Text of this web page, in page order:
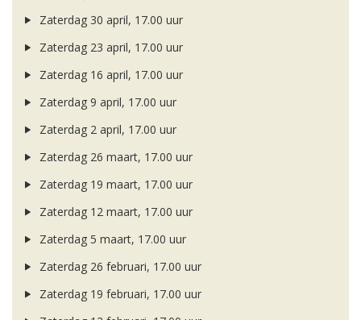
Zaterdag 30 april, 17.00 uur
Zaterdag 23 april, 17.00 uur
Zaterdag 16 april, 17.00 uur
Zaterdag 9 april, 17.00 uur
Zaterdag 2 april, 17.00 uur
Zaterdag 26 maart, 17.00 uur
Zaterdag 19 maart, 17.00 uur
Zaterdag 12 maart, 17.00 uur
Zaterdag 5 maart, 17.00 uur
Zaterdag 26 februari, 17.00 uur
Zaterdag 19 februari, 17.00 uur